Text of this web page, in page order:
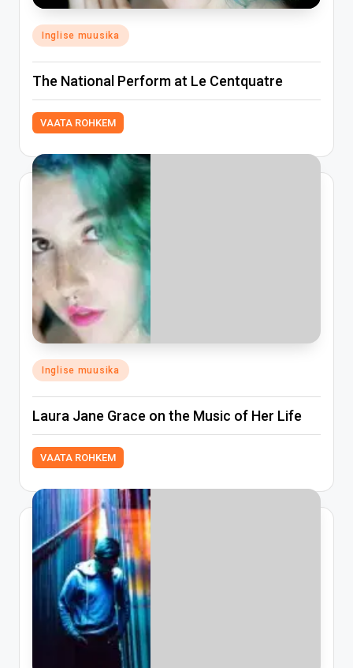
Posted
in
Inglise muusika
The National Perform at Le Centquatre
VAATA ROHKEM
Posted
in
Inglise muusika
Laura Jane Grace on the Music of Her Life
VAATA ROHKEM